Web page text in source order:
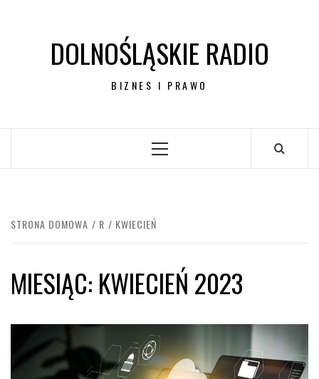
DOLNOŚLĄSKIE RADIO
BIZNES I PRAWO
Menu
STRONA DOMOWA R KWIECIEŃ
MIESIĄC: KWIECIEŃ 2023